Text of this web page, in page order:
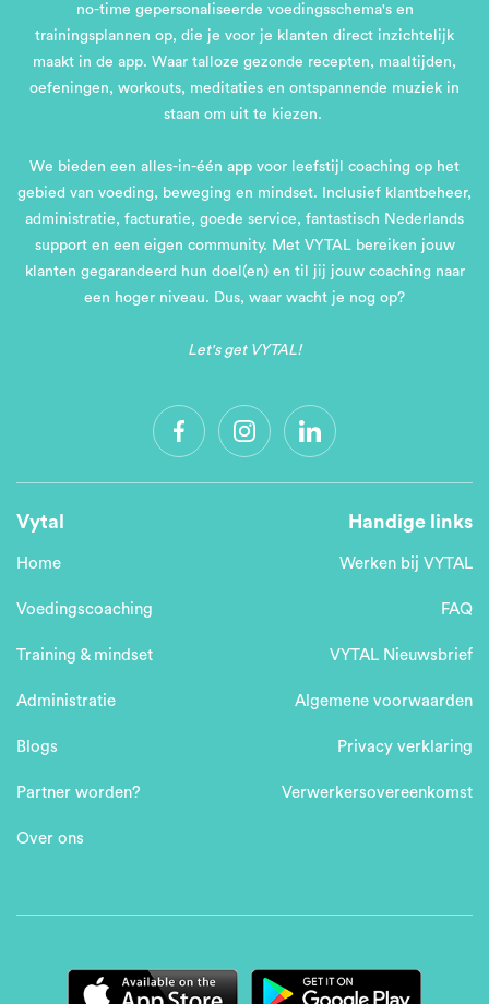
no-time gepersonaliseerde voedingsschema's en
trainingsplannen op, die je voor je klanten direct inzichtelijk
maakt in de app. Waar talloze gezonde recepten, maaltijden,
oefeningen, workouts, meditaties en ontspannende muziek in
staan om uit te kiezen.
We bieden een alles-in-één app voor leefstijl coaching op het
gebied van voeding, beweging en mindset. Inclusief klantbeheer,
administratie, facturatie, goede service, fantastisch Nederlands
support en een eigen community. Met VYTAL bereiken jouw
klanten gegarandeerd hun doel(en) en til jij jouw coaching naar
een hoger niveau. Dus, waar wacht je nog op?
Let's get VYTAL!
Vytal
Home
Voedingscoaching
Training & mindset
Administratie
Blogs
Partner worden?
Over ons
Handige links
Werken bij VYTAL
FAQ
VYTAL Nieuwsbrief
Algemene voorwaarden
Privacy verklaring
Verwerkersovereenkomst